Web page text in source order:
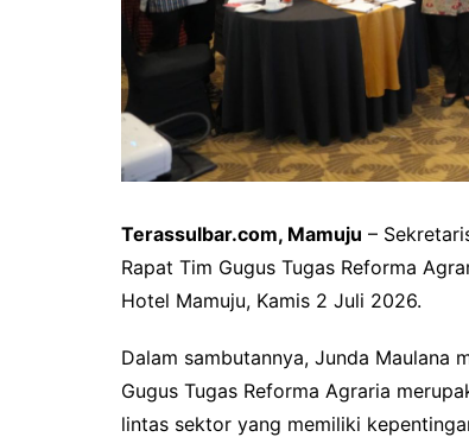
Terassulbar.com, Mamuju –
Rapat Tim Gugus Tugas Reforma
Hotel Mamuju, Kamis 2 Juli 2026.
Dalam sambutannya, Junda Maulana
Gugus Tugas Reforma Agraria
lintas sektor yang memiliki